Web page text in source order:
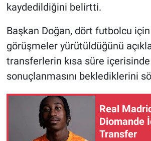
kaydedildiğini belirtti.
Başkan Doğan, dört futbolcu
görüşmeler yürütüldüğünü
transferlerin kısa süre içerisinde
sonuçlanmasını beklediklerini
Real
Diomande
Transfer